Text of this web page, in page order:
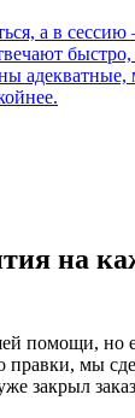
а в
на
помощи, но
правки, мы
закрыл